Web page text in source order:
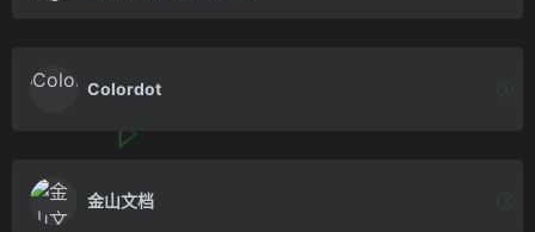
Colordot
金山文档